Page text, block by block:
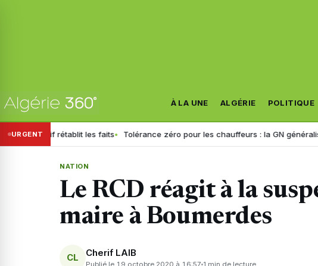
À LA UNE ALGÉRIE POLITIQUE
URGENT
Sétif rétablit les faits Tolérance zéro pour les chauffeurs : la GN généralise le
NATION
Le RCD réagit à la
maire à Boumerdes
CL Cherif LAIB
Publié le 19 octobre 2020 à 16:57 1 min de lecture